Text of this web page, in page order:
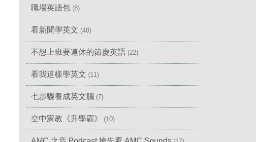
職場英語包 (8)
看新聞學英文 (48)
不想上班要連休的節慶英語 (22)
看我這樣學英文 (11)
七步驟養成英文腦 (7)
空中家教《升學霸》 (10)